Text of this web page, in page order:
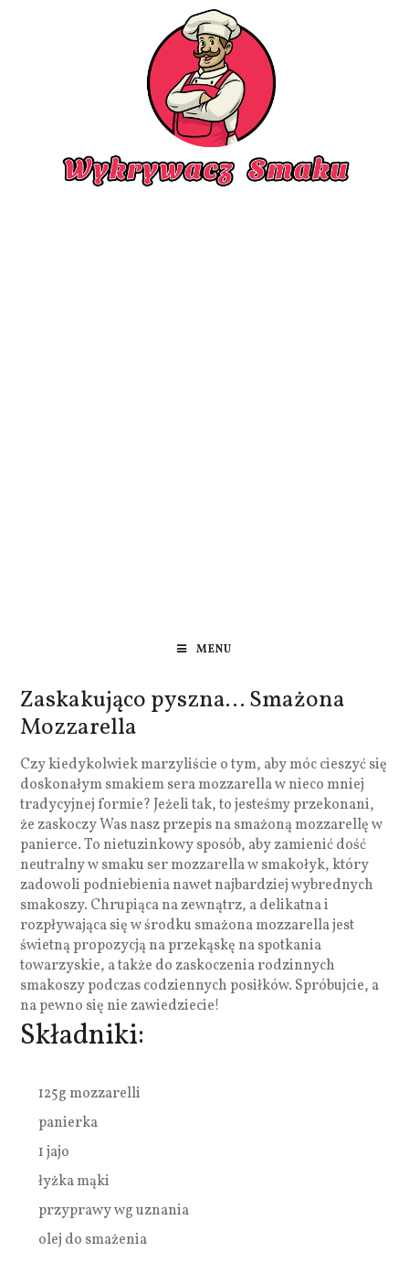
MENU
Zaskakująco pyszna… Smażona
Mozzarella
Czy kiedykolwiek marzyliście o tym, aby móc cieszyć się
doskonałym smakiem sera mozzarella w nieco mniej
tradycyjnej formie? Jeżeli tak, to jesteśmy przekonani,
że zaskoczy Was nasz przepis na smażoną mozzarellę w
panierce. To nietuzinkowy sposób, aby zamienić dość
neutralny w smaku ser mozzarella w smakołyk, który
zadowoli podniebienia nawet najbardziej wybrednych
smakoszy. Chrupiąca na zewnątrz, a delikatna i
rozpływająca się w środku smażona mozzarella jest
świetną propozycją na przekąskę na spotkania
towarzyskie, a także do zaskoczenia rodzinnych
smakoszy podczas codziennych posiłków. Spróbujcie, a
na pewno się nie zawiedziecie!
Składniki:
125g mozzarelli
panierka
1 jajo
łyżka mąki
przyprawy wg uznania
olej do smażenia